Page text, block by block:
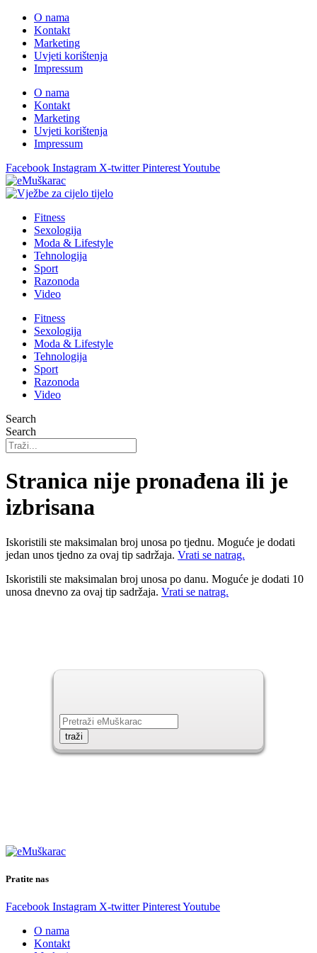
O nama
Kontakt
Marketing
Uvjeti korištenja
Impressum
O nama
Kontakt
Marketing
Uvjeti korištenja
Impressum
Facebook Instagram X-twitter PinterestYoutube
Fitness
Sexologija
Moda & Lifestyle
Tehnologija
Sport
Razonoda
Video
Fitness
Sexologija
Moda & Lifestyle
Tehnologija
Sport
Razonoda
Video
Search
Search
Stranica nije pronađena ili je
izbrisana
Iskoristili ste maksimalan broj unosa po tjednu. Moguće je dodati
jedan unos tjedno za ovaj tip sadržaja. Vrati se natrag.
Iskoristili ste maksimalan broj unosa po danu. Moguće je dodati 10
unosa dnevno za ovaj tip sadržaja. Vrati se natrag.
Pratite nas
Facebook Instagram X-twitter PinterestYoutube
O nama
Kontakt